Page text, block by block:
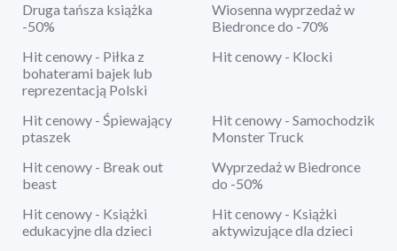
Druga tańsza książka
-50%
Wiosenna wyprzedaż w
Biedronce do -70%
Hit cenowy - Piłka z
bohaterami bajek lub
reprezentacją Polski
Hit cenowy - Klocki
Hit cenowy - Śpiewający
ptaszek
Hit cenowy - Samochodzik
Monster Truck
Hit cenowy - Break out
beast
Wyprzedaż w Biedronce
do -50%
Hit cenowy - Książki
edukacyjne dla dzieci
Hit cenowy - Książki
aktywizujące dla dzieci